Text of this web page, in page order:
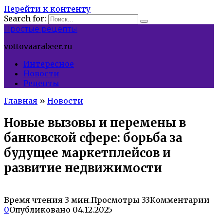
Перейти к контенту
Search for:
Простые рецепты
vottovaarabeer.ru
Интересное
Новости
Рецепты
Главная » Новости
Новые вызовы и перемены в
банковской сфере: борьба за
будущее маркетплейсов и
развитие недвижимости
Время чтения 3 мин.Просмотры 33Комментарии
0Опубликовано 04.12.2025